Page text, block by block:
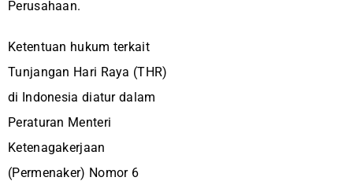
Perusahaan.
Ketentuan hukum terkait
Tunjangan Hari Raya (THR)
di Indonesia diatur dalam
Peraturan Menteri
Ketenagakerjaan
(Permenaker) Nomor 6